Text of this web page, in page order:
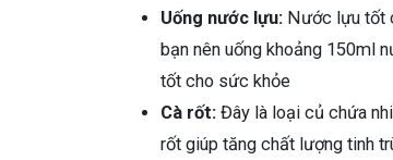
Uống nước lựu: Nước lựu tốt
bạn nên uống khoảng 150ml
tốt cho sức khỏe
Cà rốt: Đây là loại củ chứa
rốt giúp tăng chất lượng tinh